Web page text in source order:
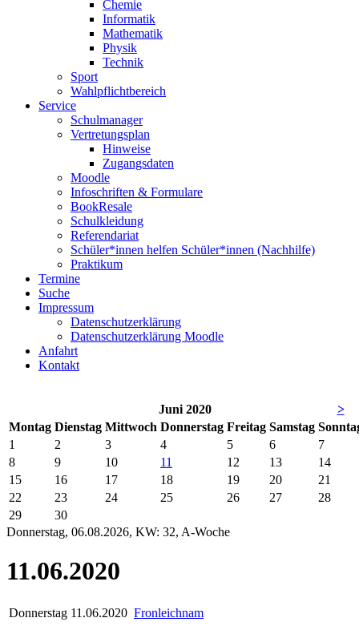
Chemie
Informatik
Mathematik
Physik
Technik
Sport
Wahlpflichtbereich
Service
Schulmanager
Vertretungsplan
Hinweise
Zugangsdaten
Moodle
Infoschriften & Formulare
BookResale
Schulkleidung
Referendariat
Schüler*innen helfen Schüler*innen (Nachhilfe)
Praktikum
Termine
Suche
Impressum
Datenschutzerklärung
Datenschutzerklärung Moodle
Anfahrt
Kontakt
Juni 2020
>
Montag Dienstag Mittwoch Donnerstag Freitag Samstag So
1
2 3 4 5 6
7
8
9 10 11 12 13
14
15
16 17 18 19 20
21
22
23 24 25 26 27
28
29
30
Donnerstag, 06.08.2026, KW: 32, A-Woche
11.06.2020
Donnerstag 11.06.2020 Fronleichnam